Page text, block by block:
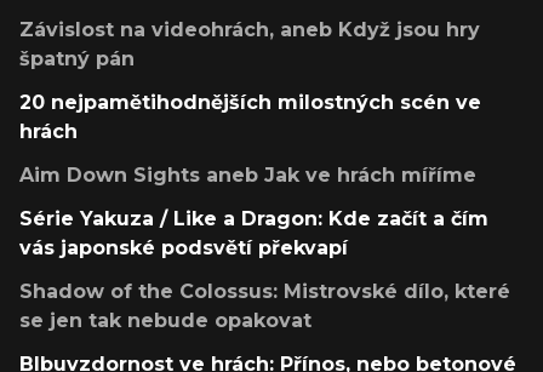
Závislost na videohrách, aneb Když jsou hry
špatný pán
20 nejpamětihodnějších milostných scén ve
hrách
Aim Down Sights aneb Jak ve hrách míříme
Série Yakuza / Like a Dragon: Kde začít a čím
vás japonské podsvětí překvapí
Shadow of the Colossus: Mistrovské dílo, které
se jen tak nebude opakovat
Blbuvzdornost ve hrách: Přínos, nebo betonové